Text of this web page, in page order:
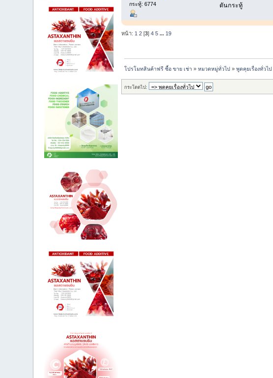
กระทู้: 6774 ดันกระทู้
หน้า: 1 2 [3]4 5 ... 19
โปรโมทสินค้าฟรี ซื้อ ขาย เช่า »หมวดหมู่ทั่วไป »พูดคุยเรื่องทั่วไป
กระโดดไป: